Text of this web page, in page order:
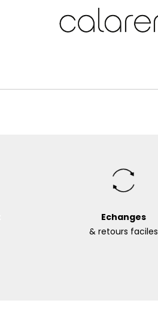
Echanges
& retours faciles